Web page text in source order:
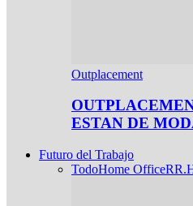
Outplacement
ESTAN DE
Futuro del Trabajo
TodoHome Office